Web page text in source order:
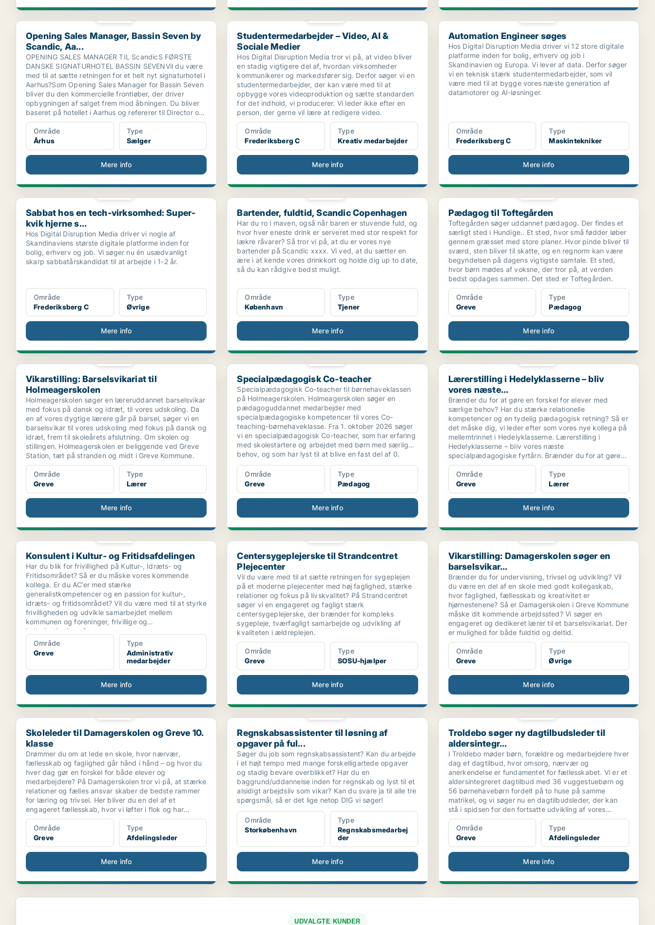
Opening Sales Manager, Bassin Seven by Scandic, Aa...
Opening Sales Manager, Bassin Seven by
Scandic, Aa...
OPENING SALES MANAGER TIL ScandicS FØRSTE
DANSKE SIGNATURHOTEL BASSIN SEVENVil du være
med til at sætte retningen for et helt nyt signaturhotel i
Aarhus?Som Opening Sales Manager for Bassin Seven
bliver du den kommercielle frontløber, der driver
opbygningen af salget frem mod åbningen. Du bliver
baseret på hotellet i Aarhus og refererer til Director of
Sales Danmark.
Område
Århus
Type
Sælger
Mere info
Studentermedarbejder – Video, AI & Sociale Medier
Studentermedarbejder – Video, AI &
Sociale Medier
Hos Digital Disruption Media tror vi på, at video bliver
en stadig vigtigere del af, hvordan virksomheder
kommunikerer og markedsfører sig. Derfor søger vi en
studentermedarbejder, der kan være med til at
opbygge vores videoproduktion og sætte standarden
for det indhold, vi producerer. Vi leder ikke efter en
person, der gerne vil lære at redigere video.
Område
Frederiksberg C
Type
Kreativ medarbejder
Mere info
Automation Engineer søges
Automation Engineer søges
Hos Digital Disruption Media driver vi 12 store digitale
platforme inden for bolig, erhverv og job i
Skandinavien og Europa. Vi lever af data. Derfor søger
vi en teknisk stærk studentermedarbejder, som vil
være med til at bygge vores næste generation af
datamotorer og AI-løsninger.
Område
Frederiksberg C
Type
Maskintekniker
Mere info
Sabbat hos en tech-virksomhed: Super-kvik hjerne s...
Sabbat hos en tech-virksomhed: Super-
kvik hjerne s...
Hos Digital Disruption Media driver vi nogle af
Skandinaviens største digitale platforme inden for
bolig, erhverv og job. Vi søger nu én usædvanligt
skarp sabbatårskandidat til at arbejde i 1-2 år.
Område
Frederiksberg C
Type
Øvrige
Mere info
Bartender, fuldtid, Scandic Copenhagen
Bartender, fuldtid, Scandic Copenhagen
Har du ro i maven, også når baren er stuvende fuld, og
hvor hver eneste drink er serveret med stor respekt for
lækre råvarer? Så tror vi på, at du er vores nye
bartender på Scandic xxxx. Vi ved, at du sætter en
ære i at kende vores drinkkort og holde dig up to date,
så du kan rådgive bedst muligt.
Område
København
Type
Tjener
Mere info
Pædagog til Toftegården
Pædagog til Toftegården
Toftegården søger uddannet pædagog. Der findes et
særligt sted i Hundige.. Et sted, hvor små fødder løber
gennem græsset med store planer. Hvor pinde bliver til
sværd, sten bliver til skatte, og en regnorm kan være
begyndelsen på dagens vigtigste samtale. Et sted,
hvor børn mødes af voksne, der tror på, at verden
bedst opdages sammen. Det sted er Toftegården.
Område
Greve
Type
Pædagog
Mere info
Vikarstilling: Barselsvikariat til Holmeagerskolen
Vikarstilling: Barselsvikariat til
Holmeagerskolen
Holmeagerskolen søger en læreruddannet barselsvikar
med fokus på dansk og idræt, til vores udskoling. Da
en af vores dygtige lærere går på barsel, søger vi en
barselsvikar til vores udskoling med fokus på dansk og
idræt, frem til skoleårets afslutning. Om skolen og
stillingen. Holmeagerskolen er beliggende ved Greve
Station, tæt på stranden og midt i Greve Kommune.
Område
Greve
Type
Lærer
Mere info
Specialpædagogisk Co-teacher
Specialpædagogisk Co-teacher
Specialpædagogisk Co-teacher til børnehaveklassen
på Holmeagerskolen. Holmeagerskolen søger en
pædagoguddannet medarbejder med
specialpædagogiske kompetencer til vores Co-
teaching-børnehaveklasse. Fra 1. oktober 2026 søger
vi en specialpædagogisk Co-teacher, som har erfaring
med skolestartere og arbejdet med børn med særlige
behov, og som har lyst til at blive en fast del af 0.
Område
Greve
Type
Pædagog
Mere info
Lærerstilling i Hedelyklasserne – bliv vores næste...
Lærerstilling i Hedelyklasserne – bliv
vores næste...
Brænder du for at gøre en forskel for elever med
særlige behov? Har du stærke relationelle
kompetencer og en tydelig pædagogisk retning? Så er
det måske dig, vi leder efter som vores nye kollega på
mellemtrinnet i Hedelyklasserne. Lærerstilling i
Hedelyklasserne – bliv vores næste
specialpædagogiske fyrtårn. Brænder du for at gøre
en forskel for elever med særlige behov?
Område
Greve
Type
Lærer
Mere info
Konsulent i Kultur- og Fritidsafdelingen
Konsulent i Kultur- og Fritidsafdelingen
Har du blik for frivillighed på Kultur-, Idræts- og
Fritidsområdet? Så er du måske vores kommende
kollega. Er du AC’er med stærke
generalistkompetencer og en passion for kultur-,
idræts- og fritidsområdet? Vil du være med til at styrke
frivilligheden og udvikle samarbejdet mellem
kommunen og foreninger, frivillige og
kulturinstitutioner?
Område
Greve
Type
Administrativ
medarbejder
Mere info
Centersygeplejerske til Strandcentret Plejecenter
Centersygeplejerske til Strandcentret
Plejecenter
Vil du være med til at sætte retningen for sygeplejen
på et moderne plejecenter med høj faglighed, stærke
relationer og fokus på livskvalitet? På Strandcentret
søger vi en engageret og fagligt stærk
centersygeplejerske, der brænder for kompleks
sygepleje, tværfagligt samarbejde og udvikling af
kvaliteten i ældreplejen.
Område
Greve
Type
SOSU-hjælper
Mere info
Vikarstilling: Damagerskolen søger en barselsvikar...
Vikarstilling: Damagerskolen søger en
barselsvikar...
Brænder du for undervisning, trivsel og udvikling? Vil
du være en del af en skole med godt kollegaskab,
hvor faglighed, fællesskab og kreativitet er
hjørnestenene? Så er Damagerskolen i Greve Kommune
måske dit kommende arbejdssted? Vi søger en
engageret og dedikeret lærer til et barselsvikariat. Der
er mulighed for både fuldtid og deltid.
Område
Greve
Type
Øvrige
Mere info
Skoleleder til Damagerskolen og Greve 10. klasse
Skoleleder til Damagerskolen og Greve 10.
klasse
Drømmer du om at lede en skole, hvor nærvær,
fællesskab og faglighed går hånd i hånd – og hvor du
hver dag gør en forskel for både elever og
medarbejdere? På Damagerskolen tror vi på, at stærke
relationer og fælles ansvar skaber de bedste rammer
for læring og trivsel. Her bliver du en del af et
engageret fællesskab, hvor vi løfter i flok og har
hjertet med i alt, hvad vi gør.
Område
Greve
Type
Afdelingsleder
Mere info
Regnskabsassistenter til løsning af opgaver på ful...
Regnskabsassistenter til løsning af
opgaver på ful...
Søger du job som regnskabsassistent? Kan du arbejde
i et højt tempo med mange forskelligartede opgaver
og stadig bevare overblikket? Har du en
baggrund/uddannelse inden for regnskab og lyst til et
alsidigt arbejdsliv som vikar? Kan du svare ja til alle tre
spørgsmål, så er det lige netop DIG vi søger!
Område
Storkøbenhavn
Type
Regnskabsmedarbej
der
Mere info
Troldebo søger ny dagtilbudsleder til aldersintegr...
Troldebo søger ny dagtilbudsleder til
aldersintegr...
I Troldebo møder børn, forældre og medarbejdere hver
dag et dagtilbud, hvor omsorg, nærvær og
anerkendelse er fundamentet for fællesskabet. Vi er et
aldersintegreret dagtilbud med 36 vuggestuebørn og
56 børnehavebørn fordelt på to huse på samme
matrikel, og vi søger nu en dagtilbudsleder, der kan
stå i spidsen for den fortsatte udvikling af vores
dagtilbud.
Område
Greve
Type
Afdelingsleder
Mere info
UDVALGTE KUNDER